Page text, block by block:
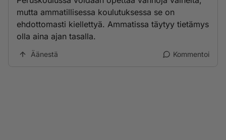
mutta ammatillisessa koulutuksessa se on
ehdottomasti kiellettyä. Ammatissa täytyy tietämys
olla aina ajan tasalla.
Äänestä Kommentoi